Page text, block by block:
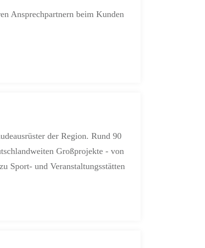
Ansprechpartnern beim Kunden
der Region. Rund 90
Großprojekte - von
Sport- und Veranstaltungsstätten